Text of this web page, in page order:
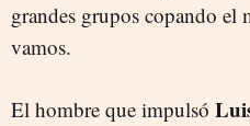
grandes grupos copando el
vamos.
El hombre que impulsó